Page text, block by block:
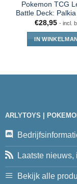
Pokemon TCG
Battle Deck:
€28,95 - incl.
IN
ARLYTOYS |
Laatste
Bekijk alle